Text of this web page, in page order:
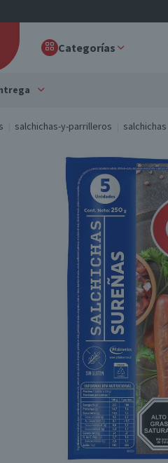
Categorías
salchichas-y-parrilleros salchichas